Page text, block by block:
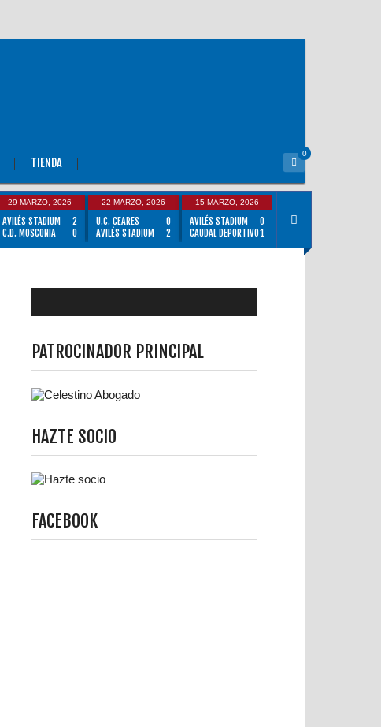
TIENDA
0
29 MARZO, 2026
AVILÉS STADIUM
2
C.D. MOSCONIA
0
22 MARZO, 2026
U.C. CEARES
0
AVILÉS STADIUM
2
15 MARZO, 2026
AVILÉS STADIUM
0
CAUDAL DEPORTIVO1
PATROCINADOR PRINCIPAL
HAZTE SOCIO
FACEBOOK